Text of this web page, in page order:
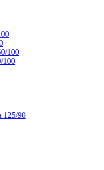
100
100
125/90